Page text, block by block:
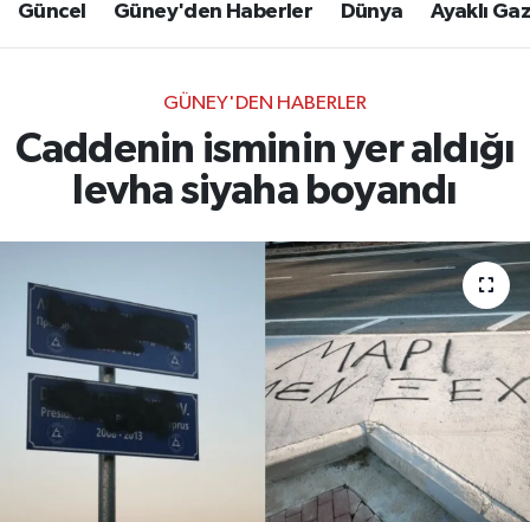
Güncel Güney'den Haberler Dünya Ayaklı
GÜNEY'DEN HABERLER
Caddenin isminin yer aldığı
levha siyaha boyandı
Tüm Manşetler
Son Dakika Haberleri